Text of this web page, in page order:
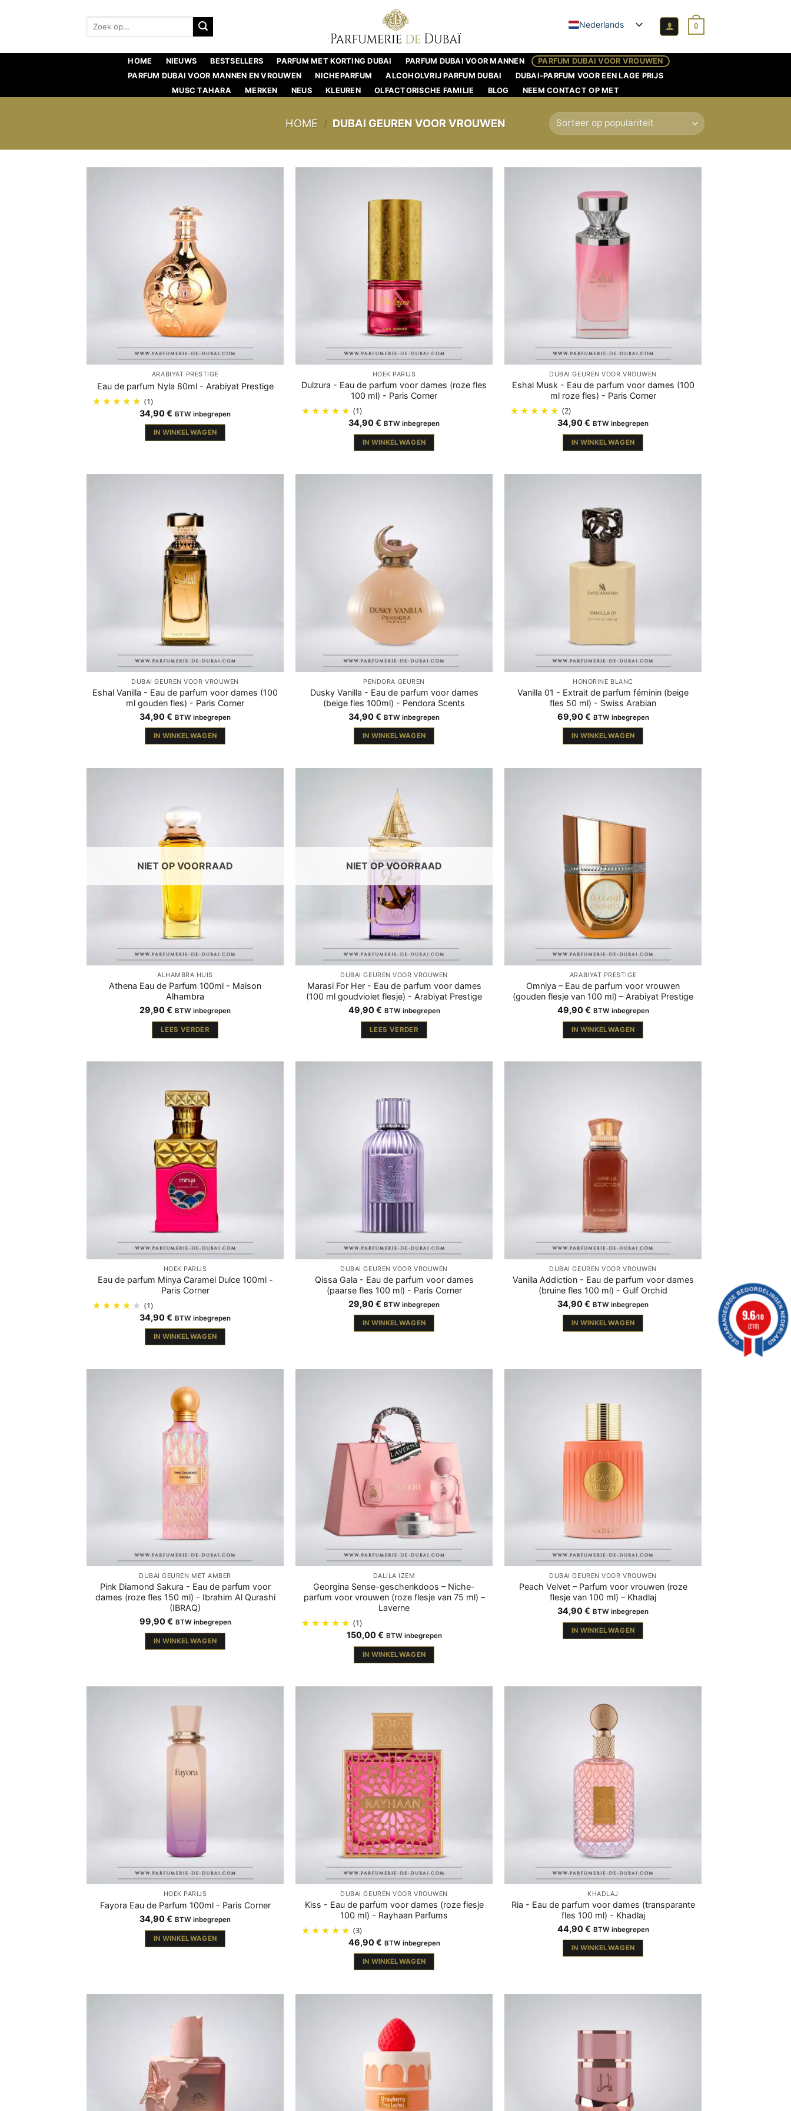
Zoeken: Nederlands 0
HOME NIEUWS BESTSELLERS PARFUM MET KORTING DUBAI PARFUM DUBAI VOOR MANNEN
PARFUM DUBAI VOOR VROUWEN
PARFUM DUBAI VOOR MANNEN EN VROUWEN
NICHEPARFUM ALCOHOLVRIJ PARFUM DUBAI
DUBAI-PARFUM VOOR EEN LAGE PRIJS
MUSC TAHARA
MERKEN NEUS KLEUREN OLFACTORISCHE FAMILIE BLOG NEEM CONTACT OP MET
HOME / DUBAI GEUREN VOOR VROUWEN
ARABIYAT PRESTIGE
Eau de parfum Nyla 80ml - Arabiyat Prestige
(1)
34,90€ BTW inbegrepen
IN WINKELWAGEN
HOEK PARIJS
Dulzura - Eau de parfum voor dames (roze fles
100 ml) - Paris Corner
(1)
34,90€ BTW inbegrepen
IN WINKELWAGEN
DUBAI GEUREN VOOR VROUWEN
Eshal Musk - Eau de parfum voor dames (100
ml roze fles) - Paris Corner
(2)
34,90€ BTW inbegrepen
IN WINKELWAGEN
DUBAI GEUREN VOOR VROUWEN
Eshal Vanilla - Eau de parfum voor dames (100
ml gouden fles) - Paris Corner
34,90€ BTW inbegrepen
IN WINKELWAGEN
PENDORA GEUREN
Dusky Vanilla - Eau de parfum voor dames
(beige fles 100ml) - Pendora Scents
34,90€ BTW inbegrepen
IN WINKELWAGEN
HONORINE BLANC
Vanilla 01 - Extrait de parfum féminin (beige
fles 50 ml) - Swiss Arabian
69,90€ BTW inbegrepen
IN WINKELWAGEN
NIET OP VOORRAAD
ALHAMBRA HUIS
Athena Eau de Parfum 100ml - Maison
Alhambra
29,90€ BTW inbegrepen
LEES VERDER
NIET OP VOORRAAD
DUBAI GEUREN VOOR VROUWEN
Marasi For Her - Eau de parfum voor dames
(100 ml goudviolet flesje) - Arabiyat Prestige
49,90€ BTW inbegrepen
LEES VERDER
ARABIYAT PRESTIGE
Omniya – Eau de parfum voor vrouwen
(gouden flesje van 100 ml) – Arabiyat Prestige
49,90€ BTW inbegrepen
IN WINKELWAGEN
HOEK PARIJS
Eau de parfum Minya Caramel Dulce 100ml -
Paris Corner
(1)
34,90€ BTW inbegrepen
IN WINKELWAGEN
DUBAI GEUREN VOOR VROUWEN
Qissa Gala - Eau de parfum voor dames
(paarse fles 100 ml) - Paris Corner
29,90€ BTW inbegrepen
IN WINKELWAGEN
DUBAI GEUREN VOOR VROUWEN
Vanilla Addiction - Eau de parfum voor dames
(bruine fles 100 ml) - Gulf Orchid
34,90€ BTW inbegrepen
IN WINKELWAGEN
DUBAI GEUREN MET AMBER
Pink Diamond Sakura - Eau de parfum voor
dames (roze fles 150 ml) - Ibrahim Al Qurashi
(IBRAQ)
99,90€ BTW inbegrepen
IN WINKELWAGEN
DALILA IZEM
Georgina Sense-geschenkdoos – Niche-
parfum voor vrouwen (roze flesje van 75 ml) –
Laverne
(1)
150,00€ BTW inbegrepen
IN WINKELWAGEN
DUBAI GEUREN VOOR VROUWEN
Peach Velvet – Parfum voor vrouwen (roze
flesje van 100 ml) – Khadlaj
34,90€ BTW inbegrepen
IN WINKELWAGEN
HOEK PARIJS
Fayora Eau de Parfum 100ml - Paris Corner
34,90€ BTW inbegrepen
IN WINKELWAGEN
DUBAI GEUREN VOOR VROUWEN
Kiss - Eau de parfum voor dames (roze flesje
100 ml) - Rayhaan Parfums
(3)
46,90€ BTW inbegrepen
IN WINKELWAGEN
KHADLAJ
Ria - Eau de parfum voor dames (transparante
fles 100 ml) - Khadlaj
44,90€ BTW inbegrepen
IN WINKELWAGEN
9.6/10
(210)